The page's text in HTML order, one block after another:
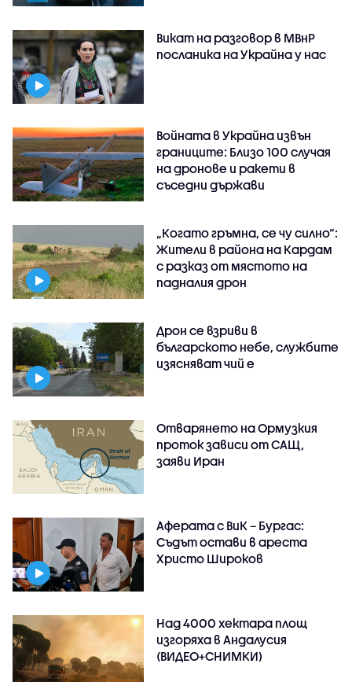
Викат на разговор в МВнР
посланика на Украйна у нас
Войната в Украйна извън
границите: Близо 100 случая
на дронове и ракети в
съседни държави
„Когато гръмна, се чу силно“:
Жители в района на Кардам
с разказ от мястото на
падналия дрон
Дрон се взриви в
българското небе, службите
изясняват чий е
Отварянето на Ормузкия
проток зависи от САЩ,
заяви Иран
Аферата с ВиК – Бургас:
Съдът остави в ареста
Христо Широков
Над 4000 хектара площ
изгоряха в Андалусия
(ВИДЕО+СНИМКИ)